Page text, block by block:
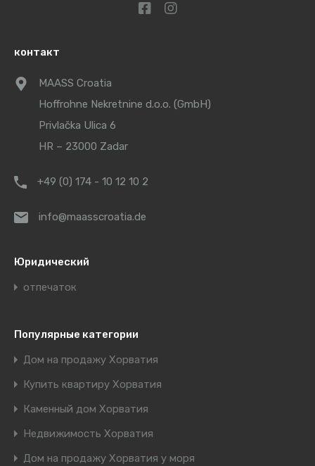
контакт
MAASS Croatia
Hoffrohne Nekretnine d.o.o. (GmbH)
Privlačka Ulica 6
HR – 23000 Zadar
+49 (0) 174 - 10 12 10 2
info@maasscroatia.de
Юридический
отпечаток
Популярные категории
Дом на продажу Хорватия
Купить квартиру Хорватия
Каменный дом Хорватия
Недвижимость Хорватия
Дом на продажу Хорватия у моря